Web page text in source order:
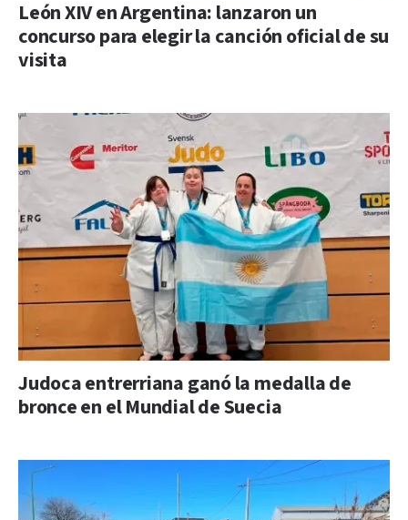
León XIV en Argentina: lanzaron un
concurso para elegir la canción oficial de su
visita
Judoca entrerriana ganó la medalla de
bronce en el Mundial de Suecia